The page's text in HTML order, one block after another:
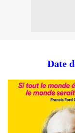
Date